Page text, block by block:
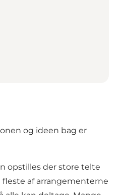
og ideen bag er
opstilles der store telte
af arrangementerne